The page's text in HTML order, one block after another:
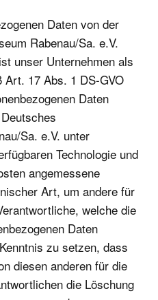
Daten von der
Rabenau/Sa. e.V.
unser Unternehmen als
17 Abs. 1 DS-GVO
Daten
Sa. e.V. unter
Technologie und
angemessene
Art, um andere für
welche die
Daten
zu setzen, dass
diesen anderen für die
die Löschung